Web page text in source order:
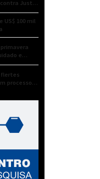
contra Justin
100 mil
e
flertes
processo